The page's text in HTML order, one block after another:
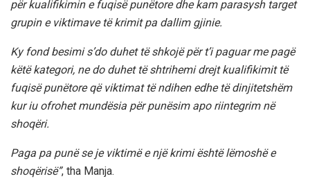
për kualifikimin e fuqisë punëtore dhe kam parasysh target
grupin e viktimave të krimit pa dallim gjinie.
Ky fond besimi s’do duhet të shkojë për t’i paguar me pagë
këtë kategori, ne do duhet të shtrihemi drejt kualifikimit të
fuqisë punëtore që viktimat të ndihen edhe të dinjitetshëm
kur iu ofrohet mundësia për punësim apo riintegrim në
shoqëri.
Paga pa punë se je viktimë e një krimi është lëmoshë e
shoqërisë”, tha Manja.